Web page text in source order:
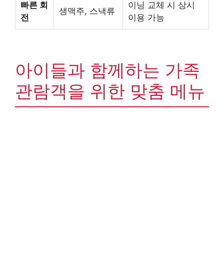
빠른 회
전
생맥주, 스낵류
이닝 교체 시 상시
이용 가능
아이들과 함께하는 가족
관람객을 위한 맞춤 메뉴